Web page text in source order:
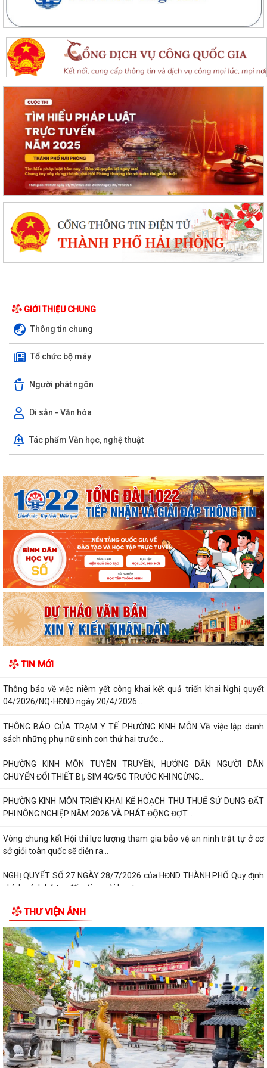
GIỚI THIỆU CHUNG
Thông tin chung
Tổ chức bộ máy
Người phát ngôn
Di sản - Văn hóa
Tác phẩm Văn học, nghệ thuật
TIN MỚI
Đội tuyển Hải Phòng đoạt giải A Hội thi lực lượng tham gia bảo vệ an
ninh, trật tự ở cơ sở giỏi...
UBND phường Kinh Môn họp đẩy nhanh tiến độ giải phóng mặt bằng
Khai mạc Chung kết Hội thi lực lượng tham gia bảo vệ ANTT ở cơ sở
giỏi toàn quốc lần thứ nhất, năm...
ở cơ sở giỏi toàn quốc (lần...
Một số quy định mới về thực hiện thủ tục hành chính theo cơ chế một
cửa, một cửa liên thông
Quy trình mới về tiếp nhận, giải quyết thủ tục hành chính trên môi
trường điện tử
Triển khai nộp thuế sử dụng đất phi nông nghiệp qua ứng dụng eTax
Mobile
Hướng dẫn cài đặt và sử dụng, nộp thuế qua dụng ứng dụng eTax
Mobile
HIỆN THỦ TỤC HÀNH CHÍNH TRỰC TUYẾN
Thông báo về việc niêm yết công khai kết quả triển khai Nghị quyết
04/2026/NQ-HĐND ngày 20/4/2026...
THÔNG BÁO CỦA TRẠM Y TẾ PHƯỜNG KINH MÔN Về việc lập danh
sách những phụ nữ sinh con thứ hai trước...
PHƯỜNG KINH MÔN TUYÊN TRUYỀN, HƯỚNG DẪN NGƯỜI DÂN
CHUYỂN ĐỔI THIẾT BỊ, SIM 4G/5G TRƯỚC KHI NGỪNG...
PHƯỜNG KINH MÔN TRIỂN KHAI KẾ HOẠCH THU THUẾ SỬ DỤNG ĐẤT
PHI NÔNG NGHIỆP NĂM 2026 VÀ PHÁT ĐỘNG ĐỢT...
Vòng chung kết Hội thi lực lượng tham gia bảo vệ an ninh trật tự ở cơ
sở giỏi toàn quốc sẽ diễn ra...
NGHỊ QUYẾT SỐ 27 NGÀY 28/7/2026 của HĐND THÀNH PHỐ Quy định
chính sách hỗ trợ đối với người hoạt...
NGHỊ QUYẾT QUY ĐỊNH CHÍNH SÁCH HỖ TRỢ ĐỐI VỚI CÔNG CHỨC,
VIÊN CHỨC LÀM VIỆC TẠI BỘ PHẬN MỘT CỬA CÁC...
QUYẾT ĐỊNH Về việc công bố thủ tục hành chính nội bộ mới ban hành
thuộc phạm vi chức năng quản lý...
QUYẾT ĐỊNH Về việc công bố danh mục thủ tục hành chính được sửa
đổi, bổ sung, bị bãi bỏ thuộc phạm...
Nghị quyết số 07/2026/NQ-HĐND ngày 23/6/2026 của HĐND thành
phố về quy định chế độ quà tặng của...
Quyết đinh Về việc thu hồi Giấy chứng nhận quyền sử dụng đất đã cấp
THƯ VIỆN ẢNH